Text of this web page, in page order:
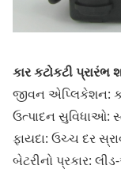
કાર કટોકટી પ્રારંભ
જીવન એપ્લિકેશન:
ઉત્પાદન સુવિધાઓ:
ફાયદા: ઉચ્ચ દર
બેટરીનો પ્રકાર: